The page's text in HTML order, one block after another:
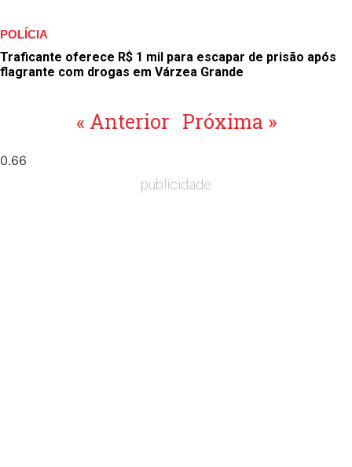
POLÍCIA
Traficante oferece R$ 1 mil para escapar de prisão após
flagrante com drogas em Várzea Grande
« Anterior Próxima »
publicidade